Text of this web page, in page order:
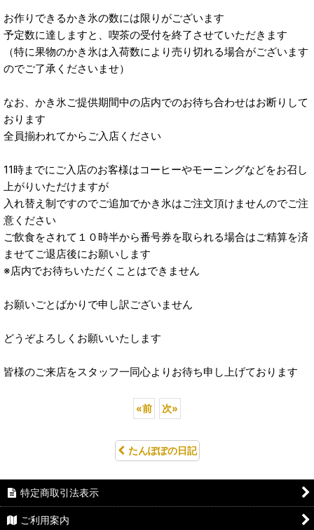
お作りできるかき氷の数には限りがございます
予定数に達しますと、喫茶の受付を終了させていただきます
（特に果物のかき氷は入荷数により売り切れる場合がございます
のでご了承くださいませ）
なお、かき氷ご提供期間中の店内でのお待ち合わせはお断りして
おります
全員揃われてからご入店ください
11時までにご入店のお客様はコーヒーやモーニングなどをお召し
上がりいただけますが
入れ替え制ですのでご追加でかき氷はご注文頂けませんのでご注
意ください
ご飲食をされて１０時半から番号券を取られる場合はご精算を済
ませてご退店後にお願いします
※店内でお待ちいただくことはできません
お願いごとばかりで申し訳ございません
どうぞよろしくお願いいたします
皆様のご来店をスタッフ一同心よりお待ち申し上げております
«前 次»
たんぽぽの日記
特定商取引法表示
ご利用案内